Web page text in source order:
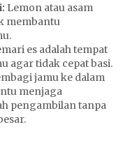
Lemon atau asam
membantu
es adalah tempat
agar tidak cepat basi.
jamu ke dalam
menjaga
pengambilan tanpa